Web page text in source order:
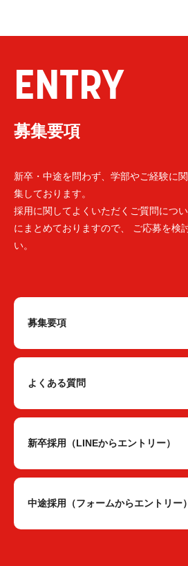
ENTRY
募集要項
新卒・中途を問わず、学部やご経験に
集しております。
採用に関してよくいただくご質問につ
にまとめておりますので、 ご応募を検
い。
募集要項
よくある質問
新卒採用（LINEからエントリー）
中途採用（フォームからエントリー）